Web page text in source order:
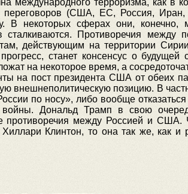
международного терроризма, как в
переговоров (США, ЕС, Россия,
В некоторых сферах они, конечно,
сталкиваются. Противоречия
действующим на территории
прогресс, станет консенсус о
на некоторое время, а
на пост президента США от обеих
внешнеполитическую позицию. В
по носу», либо вообще
войны. Дональд Трамп в свою
противоречия между Россией и США.
Клинтон, то она так же, как и